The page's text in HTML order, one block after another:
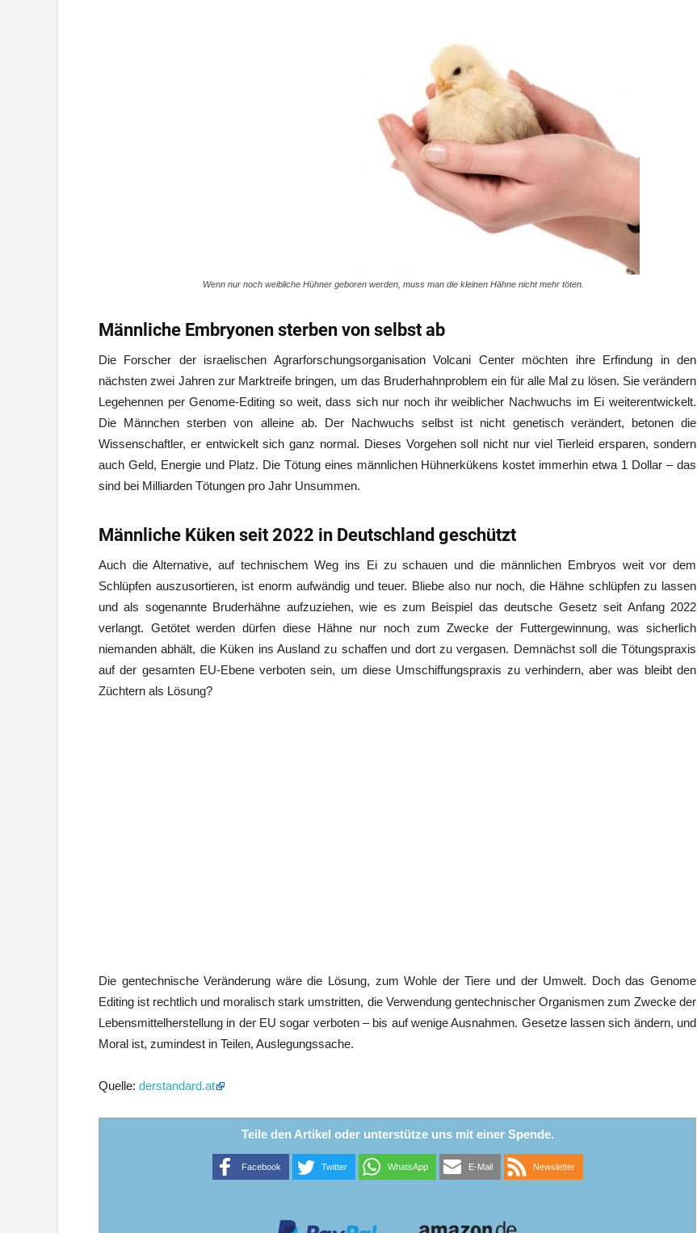
Wenn nur noch weibliche Hühner geboren werden, muss man die kleinen Hähne nicht mehr töten.
Männliche Embryonen sterben von selbst ab
Die Forscher der israelischen Agrarforschungsorganisation Volcani Center möchten ihre Erfindung in den
nächsten zwei Jahren zur Marktreife bringen, um das Bruderhahnproblem ein für alle Mal zu lösen. Sie verändern
Legehennen per Genome-Editing so weit, dass sich nur noch ihr weiblicher Nachwuchs im Ei weiterentwickelt.
Die Männchen sterben von alleine ab. Der Nachwuchs selbst ist nicht genetisch verändert, betonen die
Wissenschaftler, er entwickelt sich ganz normal. Dieses Vorgehen soll nicht nur viel Tierleid ersparen, sondern
auch Geld, Energie und Platz. Die Tötung eines männlichen Hühnerkükens kostet immerhin etwa 1 Dollar – das
sind bei Milliarden Tötungen pro Jahr Unsummen.
Männliche Küken seit 2022 in Deutschland geschützt
Auch die Alternative, auf technischem Weg ins Ei zu schauen und die männlichen Embryos weit vor dem
Schlüpfen auszusortieren, ist enorm aufwändig und teuer. Bliebe also nur noch, die Hähne schlüpfen zu lassen
und als sogenannte Bruderhähne aufzuziehen, wie es zum Beispiel das deutsche Gesetz seit Anfang 2022
verlangt. Getötet werden dürfen diese Hähne nur noch zum Zwecke der Futtergewinnung, was sicherlich
niemanden abhält, die Küken ins Ausland zu schaffen und dort zu vergasen. Demnächst soll die Tötungspraxis
auf der gesamten EU-Ebene verboten sein, um diese Umschiffungspraxis zu verhindern, aber was bleibt den
Züchtern als Lösung?
Die gentechnische Veränderung wäre die Lösung, zum Wohle der Tiere und der Umwelt. Doch das Genome
Editing ist rechtlich und moralisch stark umstritten, die Verwendung gentechnischer Organismen zum Zwecke der
Lebensmittelherstellung in der EU sogar verboten – bis auf wenige Ausnahmen. Gesetze lassen sich ändern, und
Moral ist, zumindest in Teilen, Auslegungssache.
Quelle: derstandard.at
Teile den Artikel oder unterstütze uns mit einer Spende.
Facebook Twitter WhatsApp E-Mail Newsletter